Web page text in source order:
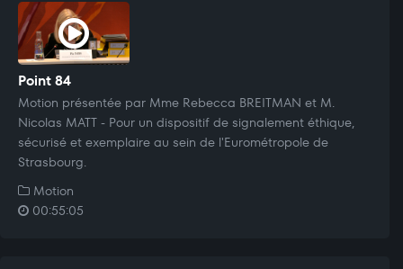
Point 84
Motion présentée par Mme Rebecca BREITMAN et M.
Nicolas MATT - Pour un dispositif de signalement éthique,
sécurisé et exemplaire au sein de l'Eurométropole de
Strasbourg.
Motion
00:55:05